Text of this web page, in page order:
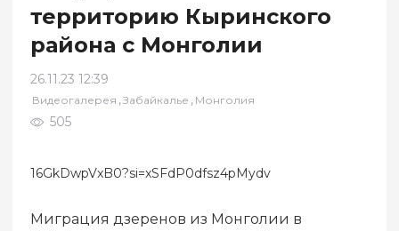
территорию Кыринского
района с Монголии
26.11.23 12:39
Видеогалерея ,Забайкалье , Монголия
505
16GkDwpVxB0?si=xSFdP0dfsz4pMydv
Миграция дзеренов из Монголии в